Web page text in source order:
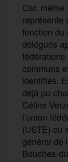
Car,
représente
fonction du
délégués
communs
identifiés.
déjà pu
Céline
l’union
(USTE) ou
général de
Bouches-